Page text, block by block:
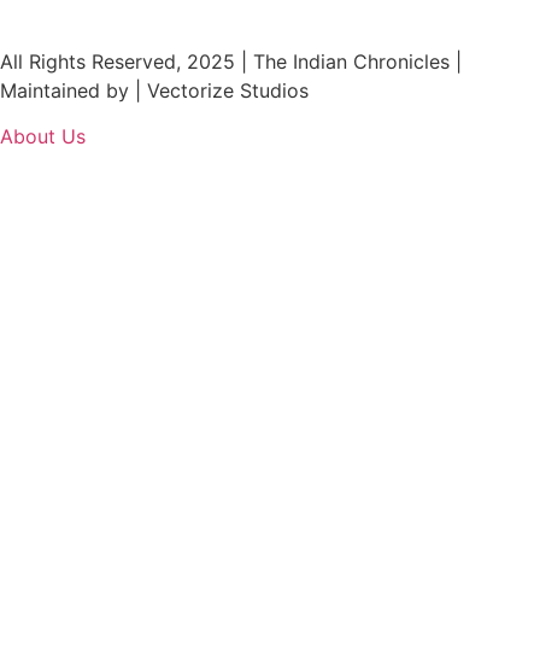
All Rights Reserved, 2025 | The Indian Chronicles |
Maintained by | Vectorize Studios
About Us